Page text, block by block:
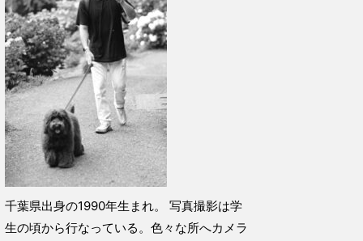
千葉県出身の1990年生まれ。 写真撮影は学
生の頃から行なっている。色々な所へカメラ